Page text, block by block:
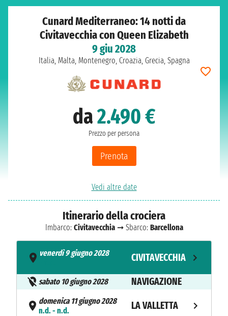
Cunard Mediterraneo: 14 notti da
Civitavecchia con Queen Elizabeth
9 giu 2028
Italia, Malta, Montenegro, Croazia, Grecia, Spagna
da2.490 €
Prezzo per persona
Prenota
Vedi altre date
Itinerario della crociera
Imbarco: Civitavecchia➞ Sbarco: Barcellona
venerdì 9 giugno 2028
CIVITAVECCHIA
sabato 10 giugno 2028 NAVIGAZIONE
domenica 11 giugno 2028
n.d. - n.d.
LA VALLETTA